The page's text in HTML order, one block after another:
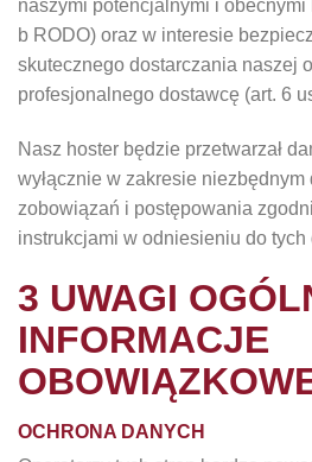
naszymi potencjalnymi i obecnymi
b RODO) oraz w interesie
skutecznego dostarczania naszej
profesjonalnego dostawcę (art. 6
Nasz hoster będzie przetwarzał
wyłącznie w zakresie niezbędnym
zobowiązań i postępowania
instrukcjami w odniesieniu do tych
3 UWAGI
INFORMACJE
OCHRONA DANYCH